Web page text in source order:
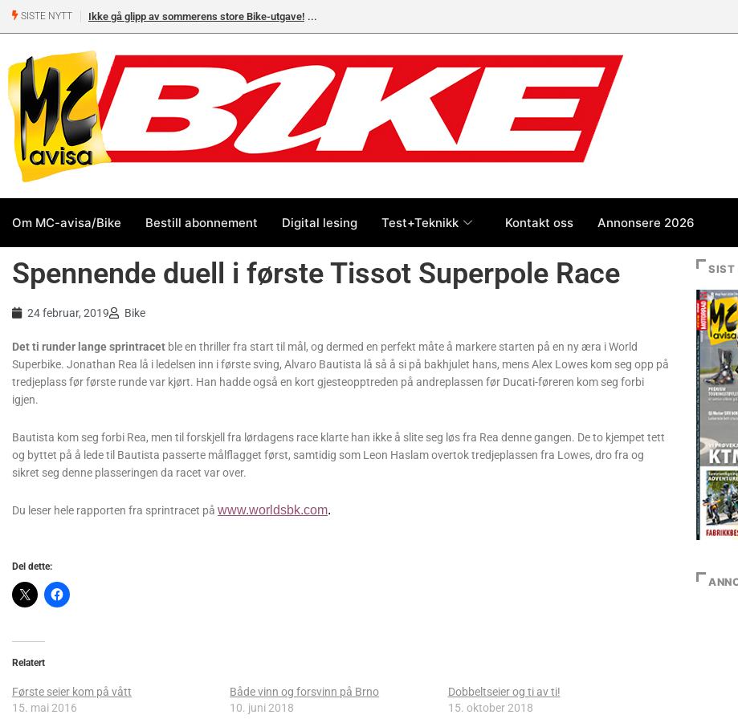
SISTE NYTT Ikke gå glipp av sommerens store Bike-utgave!
Om MC-avisa/Bike Bestill abonnement Digital lesing Test+Teknikk Kontakt oss Annonsere 2026
Spennende duell i første Tissot Superpole Race
24 februar, 2019 Bike
Det ti runder lange sprintracet ble en thriller fra start til mål, og dermed en perfekt måte å markere starten på en ny æra i World
Superbike. Jonathan Rea lå i ledelsen inn i første sving, Alvaro Bautista lå så å si på bakhjulet hans, mens Alex Lowes kom seg opp på
tredjeplass før første runde var kjørt. Han hadde også en kort gjesteopptreden på andreplassen før Ducati-føreren kom seg forbi
igjen.
Bautista kom seg forbi Rea, men til forskjell fra lørdagens race klarte han ikke å slite seg løs fra Rea denne gangen. De to kjempet tett
og byttet på å lede til Bautista passerte målflagget først, samtidig som Leon Haslam overtok tredjeplassen fra Lowes, dro fra og
sikret seg denne plasseringen da racet var over.
Du leser hele rapporten fra sprintracet på www.worldsbk.com.
Del dette:
Relatert
Første seier kom på vått
15. mai 2016
Både vinn og forsvinn på Brno
10. juni 2018
Dobbeltseier og ti av ti!
15. oktober 2018
SIST